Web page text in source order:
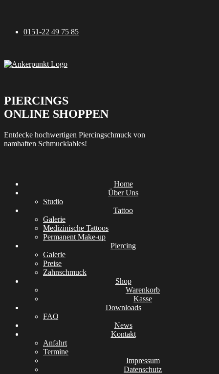
0151-22 49 75 85
PIERCINGS
ONLINE SHOPPEN
Entdecke hochwertigen Piercingschmuck von
namhaften Schmucklables!
Home
Über Uns
Studio
Tattoo
Galerie
Medizinische Tattoos
Permanent Make-up
Piercing
Galerie
Preise
Zahnschmuck
Shop
Warenkorb
Kasse
Downloads
FAQ
News
Kontakt
Anfahrt
Termine
Impressum
Datenschutz